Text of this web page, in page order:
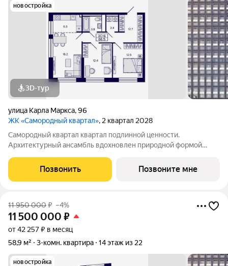
новостройка
3D-тур
улица Карла Маркса,96
ЖК «Самородный квартал», 2 квартал 2028
Самородный квартал квартал подлинной ценности.
Архитектурный ансамбль вдохновлен природной формой
геометрией фасадов. Внутренний двор и места общего
пользования также содержат стилистические
Позвонить Позвоните мне
11 950 000₽ –4%
11 500 000 ₽
от 42 257 ₽ в месяц
58,9 м²
3-комн. квартира 14 этаж из 22
новостройка